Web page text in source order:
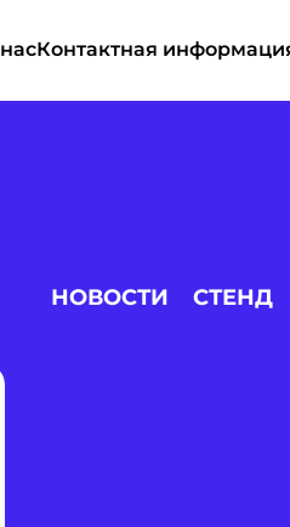
Контактная
НОВОСТИ СТЕНД